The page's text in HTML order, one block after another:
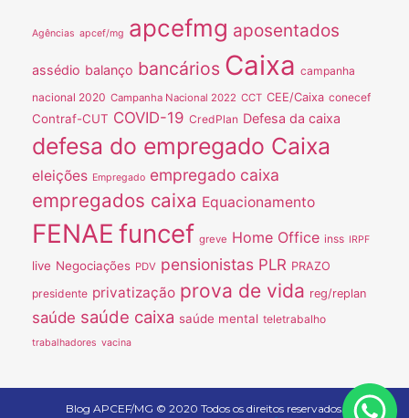
Agências apcef/mg apcefmg aposentados
assédio balanço bancários Caixa campanha
nacional 2020 Campanha Nacional 2022 CCT CEE/Caixa conecef
Contraf-CUT COVID-19 CredPlan Defesa da caixa
defesa do empregado Caixa
eleições Empregado empregado caixa
empregados caixa Equacionamento
FENAE funcef greve Home Office inss IRPF
live Negociações PDV pensionistas PLR PRAZO
presidente privatização prova de vida reg/replan
saúde saúde caixa saúde mental teletrabalho
trabalhadores vacina
Blog APCEF/MG © 2020 Todos os direitos reservados.